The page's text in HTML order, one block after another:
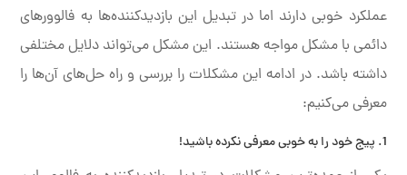
عملکرد خوبی دارند اما در تبدیل این بازدیدکننده‌ها به فالوورهای
دائمی با مشکل مواجه هستند. این مشکل می‌تواند دلایل مختلفی
داشته باشد. در ادامه این مشکلات را بررسی و راه حل‌های آن‌ها را
معرفی می‌کنیم:
1. پیج خود را به خوبی معرفی نکرده‌ باشید!